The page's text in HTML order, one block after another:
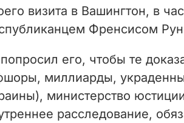
i
визита в Вашингтон, в
Френсисом
его, чтобы те
миллиарды,
министерство
расследование,